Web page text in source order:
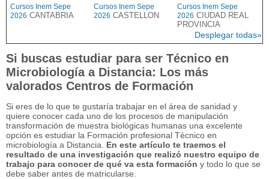
Cursos Inem Sepe
2026 CANTABRIA
Cursos Inem Sepe
2026 CASTELLON
Cursos Inem Sepe
2026 CIUDAD REAL
PROVINCIA
Desplegar todas»
Si buscas estudiar para ser Técnico en
Microbiología a Distancia: Los más
valorados Centros de Formación
Si eres de lo que te gustaría trabajar en el área de sanidad y
quiere conocer cada uno de los procesos de manipulación
transformación de muestra biológicas humanas una excelente
opción es estudiar la Formación profesional Técnico en
microbiología a Distancia. En este artículo te traemos el
resultado de una investigación que realizó nuestro equipo de
trabajo para conocer de qué va esta formación y todo lo que se
debe saber antes de matricularse.